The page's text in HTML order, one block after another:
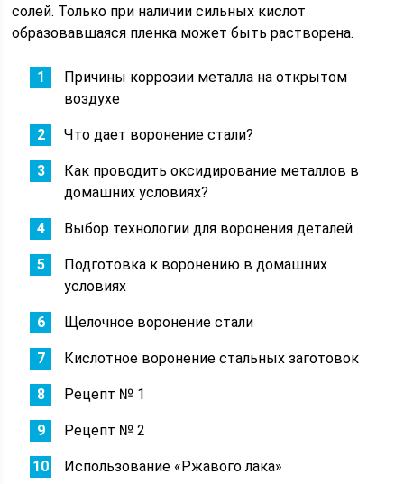
солей. Только при наличии сильных кислот
образовавшаяся пленка может быть растворена.
Причины коррозии металла на открытом
воздухе
Что дает воронение стали?
Как проводить оксидирование металлов в
домашних условиях?
Выбор технологии для воронения деталей
Подготовка к воронению в домашних
условиях
Щелочное воронение стали
Кислотное воронение стальных заготовок
Рецепт № 1
Рецепт № 2
Использование «Ржавого лака»